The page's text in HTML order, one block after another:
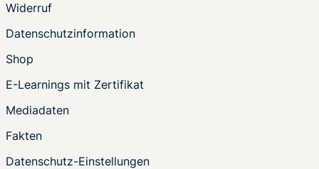
Widerruf
Datenschutzinformation
Shop
E-Learnings mit Zertifikat
Mediadaten
Fakten
Datenschutz-Einstellungen